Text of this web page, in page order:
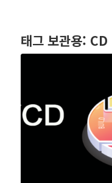
태그 보관용: CD